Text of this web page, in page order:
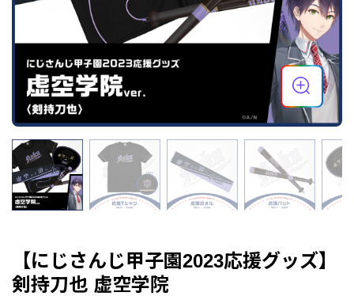
【にじさんじ甲子園2023応援グッズ】
剣持刀也 虚空学院